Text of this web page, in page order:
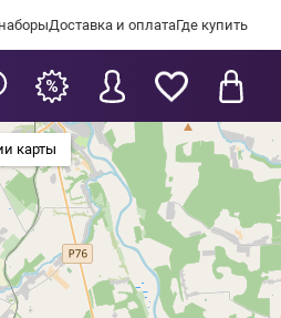
Доставка и оплатаГде купить
карты